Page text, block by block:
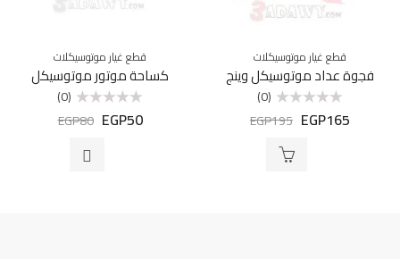
قطع غيار موتوسيكلات
فجوة عداد موتوسيكل وينج
التقييم
(0)
EGP165
EGP195
قطع غيار موتوسيكلات
كساحة موتور موتوسيكل
التقييم
(0)
EGP50
EGP80